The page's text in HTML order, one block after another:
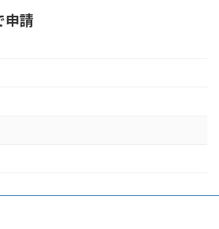
申請